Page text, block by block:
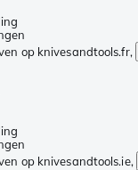
op knivesandtools.fr,
op knivesandtools.ie,